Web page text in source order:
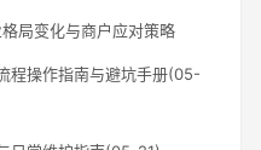
局变化与商户应对策略
程操作指南与避坑手册(05-